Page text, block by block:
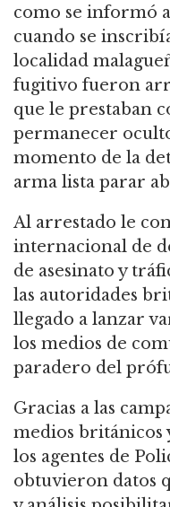
como se informó
cuando se
localidad
fugitivo fueron
que le prestaban
permanecer
momento de la
arma lista parar
Al arrestado le
internacional de
de asesinato y
las autoridades
llegado a lanzar
los medios de
paradero del
Gracias a las
medios británicos
los agentes de
obtuvieron datos